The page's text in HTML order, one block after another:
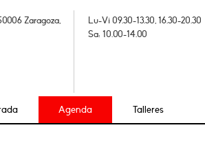
Zaragoza,
Lu-Vi 09.30-13.30, 16.30-20.30
Sa: 10.00-14.00
Agenda Talleres